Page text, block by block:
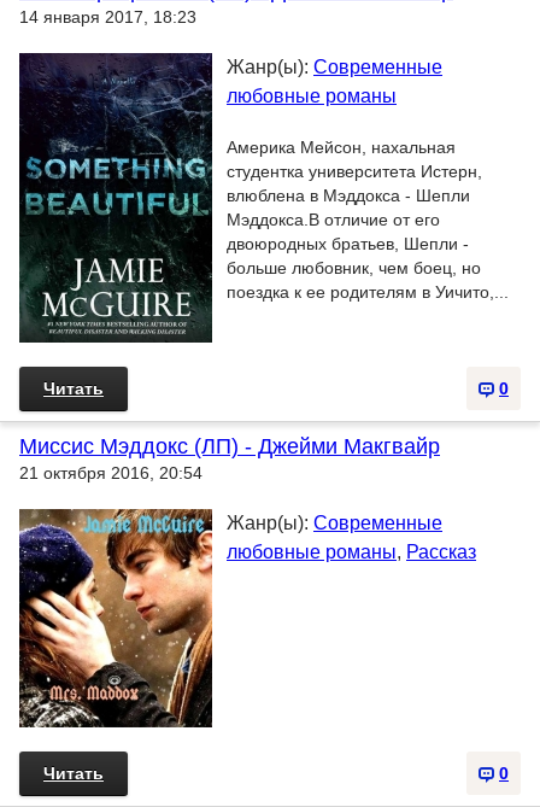
14 января 2017, 18:23
Жанр(ы): Современные
любовные романы
Америка Мейсон, нахальная
студентка университета Истерн,
влюблена в Мэддокса - Шепли
Мэддокса.В отличие от его
двоюродных братьев, Шепли -
больше любовник, чем боец, но
поездка к ее родителям в Уичито,...
0
Читать
Миссис Мэддокс (ЛП) - Джейми Макгвайр
21 октября 2016, 20:54
Жанр(ы): Современные
любовные романы, Рассказ
0
Читать